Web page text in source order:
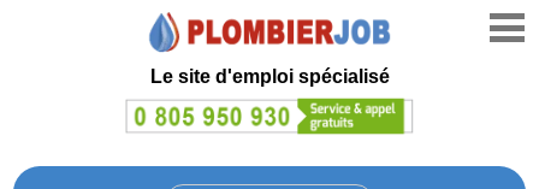
Le site d'emploi spécialisé